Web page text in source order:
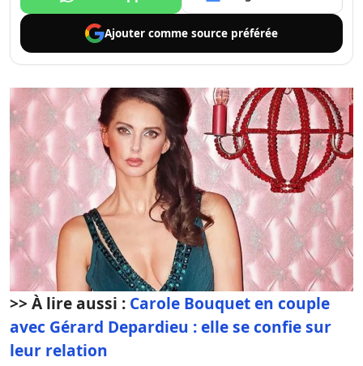
Ajouter comme source préférée
>> À lire aussi : Carole Bouquet en couple
avec Gérard Depardieu : elle se confie sur
leur relation